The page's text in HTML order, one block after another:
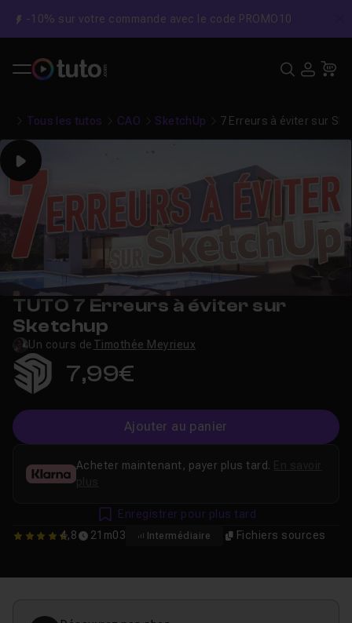
-10% sur votre commande avec le code PROMO10
Tous les tutos CAO SketchUp 7 Erreurs à éviter sur
Play
TUTO 7 Erreurs à éviter sur
Sketchup
Un cours de Timothée Meyrieux
7,99€
Ajouter au panier
4.75 4,8 21m03 Intermédiaire Fichiers sources
Acheter maintenant, payer plus tard.
plus
Enregistrer pour plus tard